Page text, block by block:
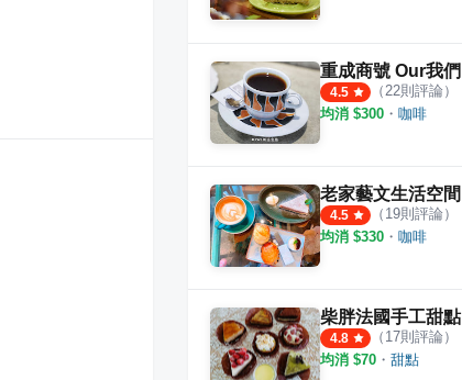
重成商號 Our我們
4.5 （22則評論）
均消 $300 ・ 咖啡
老家藝文生活空間
4.5 （ 19則評論）
均消 $330 ・ 咖啡
柴胖法國手工甜點
4.8 （ 17則評論）
均消 $70 ・ 甜點